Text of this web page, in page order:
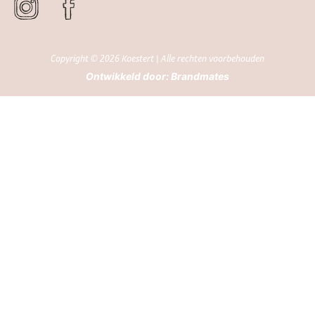
Copyright © 2026 Koestert | Alle rechten voorbehouden
Ontwikkeld door: Brandmates